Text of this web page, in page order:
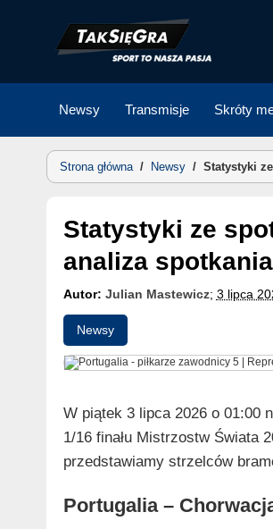
Newsy Transmisje Skróty
Strona główna/ Newsy / Statystyki
Statystyki ze spotkania Portugalia – Chorwacja. Pełna
analiza
Autor: Julian Mastewicz; 3 lipca
Newsy
W piątek 3 lipca 2026 o 01:00
1/16 finału Mistrzostw Świata
przedstawiamy strzelców
Portugalia –